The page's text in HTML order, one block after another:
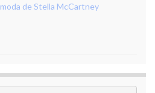
moda de Stella McCartney